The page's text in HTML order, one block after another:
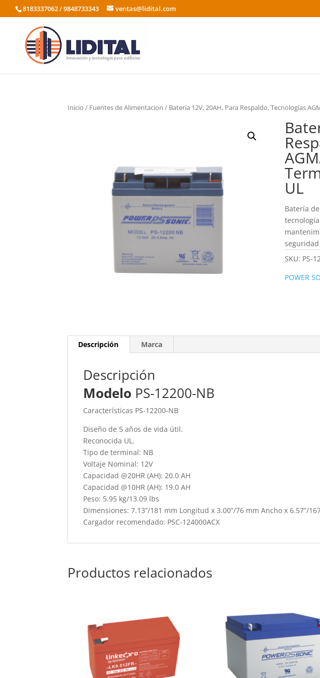
8183337062 / 9848733343 ventas@lidital.com
Inicio / Fuentes de Alimentacion / Batería 12V, 20AH, Para Respaldo, Tecnologías
UL
Batería
SKU: PS-
POWER
Descripción Marca
Descripción
Modelo PS-12200-NB
Características PS-12200-NB
Diseño de 5 años de vida útil.
Reconocida UL.
Tipo de terminal: NB
Voltaje Nominal: 12V
Capacidad @20HR (AH): 20.0 AH
Capacidad @10HR (AH): 19.0 AH
Peso: 5.95 kg/13.09 lbs
Dimensiones: 7.13”/181 mm Longitud x 3.00”/76 mm Ancho x 6.57”/
Cargador recomendado: PSC-124000ACX
Productos relacionados